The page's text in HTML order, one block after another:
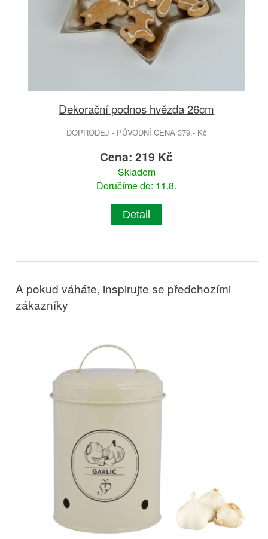
Dekorační podnos hvězda 26cm
DOPRODEJ - PŮVODNÍ CENA 379.- Kč
Cena: 219 Kč
Skladem
Doručíme do: 11.8.
Detail
A pokud váháte, inspirujte se předchozími
zákazníky